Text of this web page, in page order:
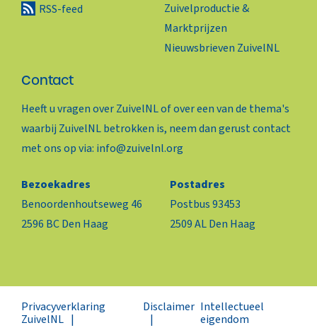
RSS-feed
Zuivelproductie &
Marktprijzen
Nieuwsbrieven ZuivelNL
Contact
Heeft u vragen over ZuivelNL of over een van de thema's
waarbij ZuivelNL betrokken is, neem dan gerust contact
met ons op via: info@zuivelnl.org
Bezoekadres
Benoordenhoutseweg 46
2596 BC Den Haag
Postadres
Postbus 93453
2509 AL Den Haag
Privacyverklaring
ZuivelNL
Disclaimer Intellectueel
eigendom